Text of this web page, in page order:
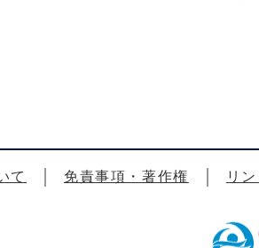
て 免責事項・著作権 リ